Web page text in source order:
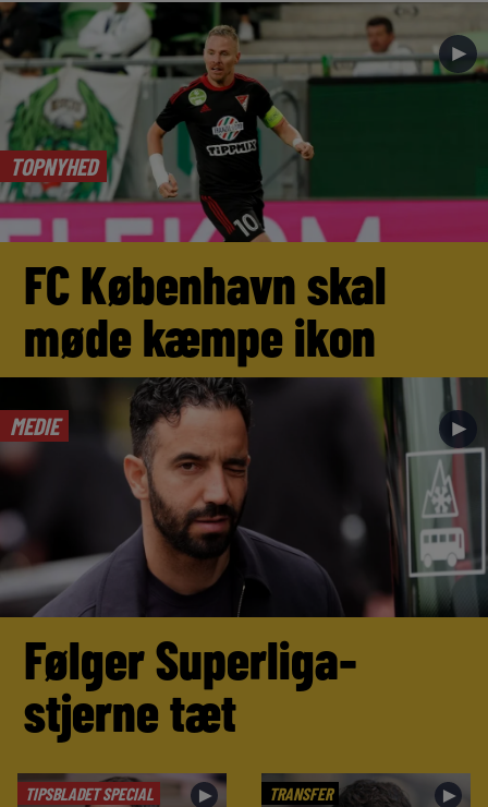
TOPNYHED
►
FC København skal
møde kæmpe ikon
MEDIE ►
Følger Superliga-
stjerne tæt
TIPSBLADET SPECIAL ► TRANSFER ►